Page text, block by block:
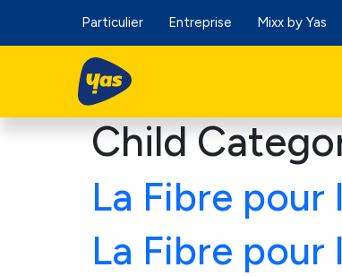
Particulier Entreprise Mixx by Yas
Child
La Fibre pour
La Fibre pour